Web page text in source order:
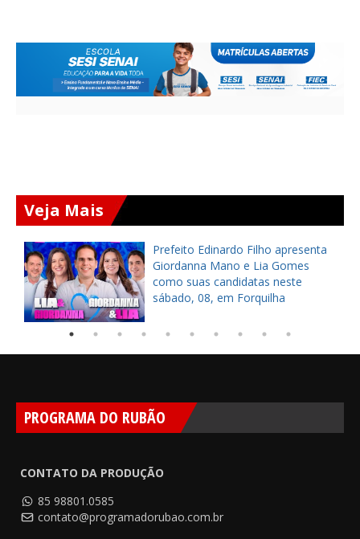
Veja Mais
Prefeito Edinardo Filho apresenta
Giordanna Mano e Lia Gomes
como suas candidatas neste
sábado, 08, em Forquilha
PROGRAMA DO RUBÃO
CONTATO DA PRODUÇÃO
85 98801.0585
contato@programadorubao.com.br